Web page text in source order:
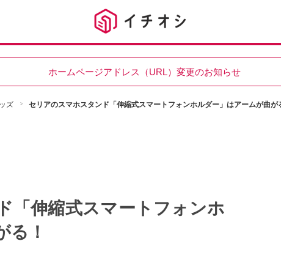
ホームページアドレス（URL）変更のお知らせ
ズ セリアのスマホスタンド「伸縮式スマートフォンホルダー」はアームが曲が
「伸縮式スマートフォンホ
る！